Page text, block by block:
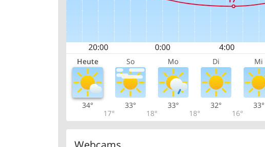
Heute So Mo Di Mi
34°
17°
33°
18°
33°
18°
32°
16°
33°